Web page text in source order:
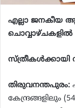
എല്ലാ ജനകീയ
ചൊവ്വാഴ്ചകളില്‍
തിരുവനന്തപുരം:
കേന്ദ്രങ്ങളിലും